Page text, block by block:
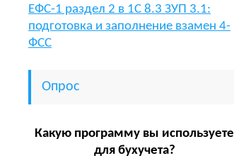
ЕФС-1 раздел 2 в 1С 8.3 ЗУП 3.1:
подготовка и заполнение взамен 4-
ФСС
Опрос
Какую программу вы используете
для бухучета?